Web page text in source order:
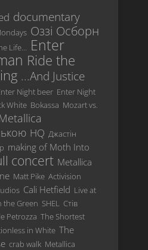
Re-
Revisited
…
And
Justice
For
All
Metallica
Load
ReLoad
Garage
Inc.
S&M
St.
Anger
documentary
Оззі Осборн
Life… Enter
Ride the
...And Justice
Night beer Enter Night
White Bokassa Mozart vs.
Metallica
HQ Джастін
making of Moth Into
concert Metallica
Matt Pike Activision
Cali Hetfield Live at
the Green SHEL Стів
Petrozza The Shortest
in White The
crab walk Metallica